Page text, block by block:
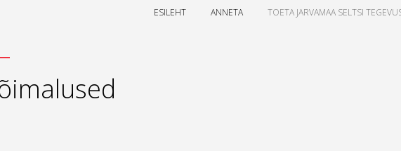
ESILEHT ANNETA TOETA JARVAMAA SELTSI